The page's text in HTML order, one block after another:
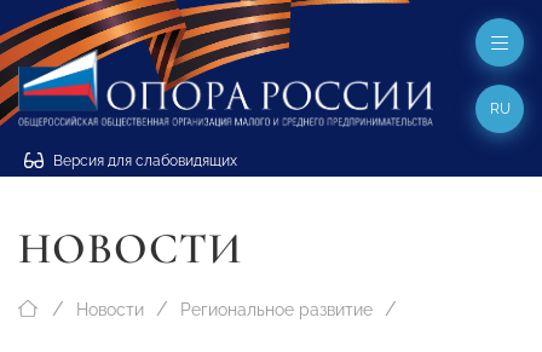
Версия для слабовидящих
RU
НОВОСТИ
Новости Региональное развитие